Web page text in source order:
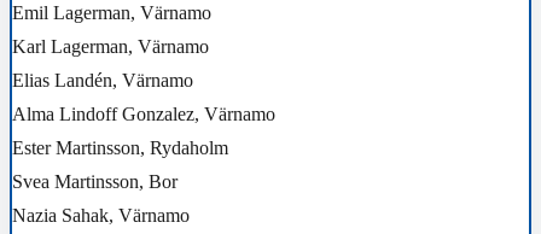
Emil Lagerman, Värnamo
Karl Lagerman, Värnamo
Elias Landén, Värnamo
Alma Lindoff Gonzalez, Värnamo
Ester Martinsson, Rydaholm
Svea Martinsson, Bor
Nazia Sahak, Värnamo